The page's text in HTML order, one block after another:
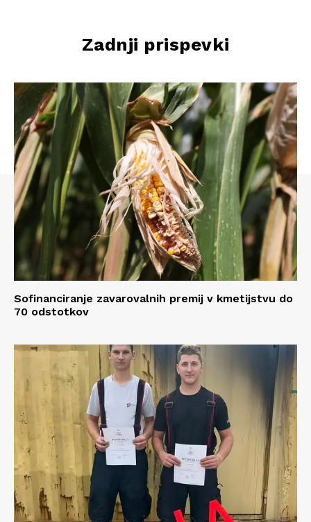
Zadnji prispevki
Sofinanciranje zavarovalnih premij v kmetijstvu do
70 odstotkov